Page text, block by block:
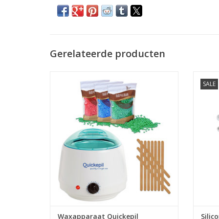
Gerelateerde producten
Ontharen Apparaat
Wax Apparaten
Ontharingsset
Snelle levering
TOEVOEGEN AAN WINKELWAGEN
Waxapparaat Quickepil
SALE